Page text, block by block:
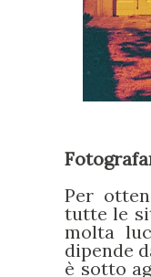
Per
tutte le
molta
dipende
è sotto